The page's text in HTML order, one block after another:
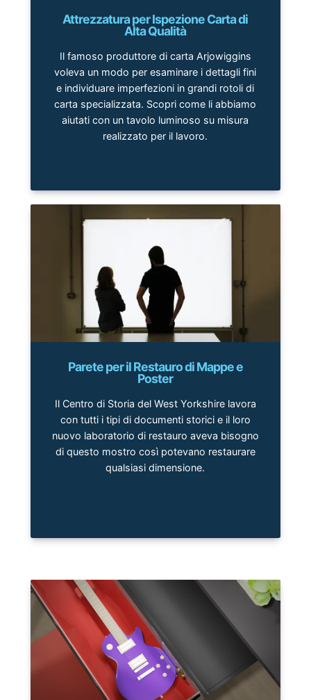
Attrezzatura per Ispezione Carta di
Alta Qualità
Il famoso produttore di carta Arjowiggins
voleva un modo per esaminare i dettagli fini
e individuare imperfezioni in grandi rotoli di
carta specializzata. Scopri come li abbiamo
aiutati con un tavolo luminoso su misura
realizzato per il lavoro.
Parete per il Restauro di Mappe e
Poster
Il Centro di Storia del West Yorkshire lavora
con tutti i tipi di documenti storici e il loro
nuovo laboratorio di restauro aveva bisogno
di questo mostro così potevano restaurare
qualsiasi dimensione.